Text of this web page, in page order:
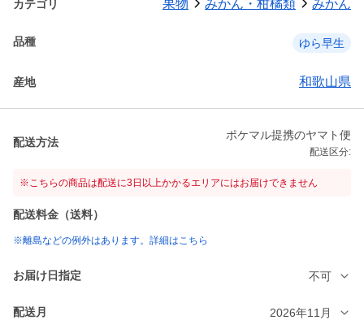
カテゴリ 果物 みかん・柑橘類 みかん
品種 ゆら早生
産地 和歌山県
配送方法
ポケマル提携のヤマト便
配送区分:
※こちらの商品は配送に3日以上かかるエリアにはお届けできません
配送料金（送料）
※離島などの例外はあります。詳細はこちら
お届け日指定 不可
配送月 2026年11月